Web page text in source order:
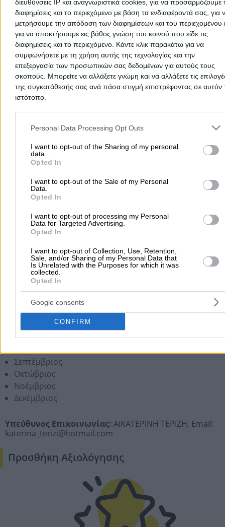
διευθύνσεις IP και αναγνωριστικά cookies, για να προσαρμόζουμε
διαφημίσεις και το περιεχόμενο με βάση τα ενδιαφέροντά σας, για
μετρήσουμε την απόδοση των διαφημίσεων και του περιεχομένου
για να αποκτήσουμε εις βάθος γνώση του κοινού που είδε τις
διαφημίσεις και το περιεχόμενο. Κάντε κλικ παρακάτω για να
συμφωνήσετε με τη χρήση αυτής της τεχνολογίας και την
επεξεργασία των προσωπικών σας δεδομένων για αυτούς τους
σκοπούς. Μπορείτε να αλλάξετε γνώμη και να αλλάξετε τις
της συγκατάθεσής σας ανά πάσα στιγμή επιστρέφοντας σε αυτόν
ιστότοπο.
Please note that this website/app uses one or more Google
and may gather and store information including but not limited to
to Google and its third-party tags to use your data for below
purposes in below Google consent section.
Personal Data Processing Opt Outs
I want to opt-out of the Sharing of my personal
data.
Opted In
I want to opt-out of the Sale of my Personal
Data.
Opted In
I want to opt-out of processing my Personal
Data for Targeted Advertising.
Opted In
I want to opt-out of Collection, Use, Retention,
Sale, and/or Sharing of my Personal Data that
Is Unrelated with the Purposes for which it was
collected.
Opted In
Google consents
CONFIRM
Περιοχές που Εξυπηρετεί
Αττική
Τρόποι πληρωμής
Με πιστωτική κάρτα
Με χρεωστική
Μέσω IRIS
Πιστωτικές Κάρτες
Συνεργαζόμενες τράπεζες
Ιανουάριος
Φεβρουάριος
Μάρτιος
Απρίλιος
Μάιος
Ιούλιος
Σεπτέμβριος
Οκτώβριος
Νοέμβριος
Δεκέμβριος
Υπεύθυνος Επικοινωνίας: ΑΙΚΑΤΕΡΙΝΗ ΤΕΡΙΖΗ, Email:
katerina_terizi@hotmail.com
Προσθήκη Αξιολόγησης